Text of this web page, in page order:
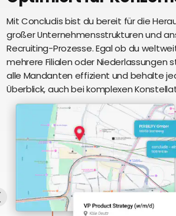
Lernen
eAkte
und
Intelligenz
Über uns
Perbility
Offene
Stellen
Compliance
Mit Concludis bist du bereit für die
großer Unternehmensstrukturen und
Recruiting-Prozesse. Egal ob du
mehrere Filialen oder Niederlassungen
alle Mandanten effizient und behalte
Überblick, auch bei komplexen